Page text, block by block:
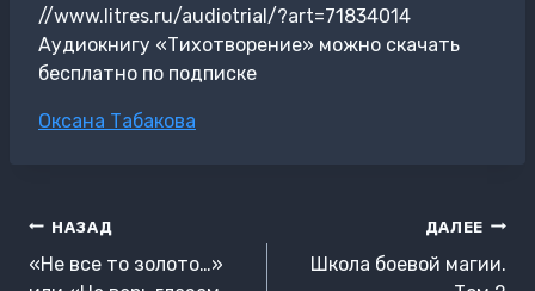
//www.litres.ru/audiotrial/?art=71834014
Аудиокнигу «Тихотворение» можно скачать
бесплатно по подписке
Метки
Оксана Табакова
Навигация
по
НАЗАД
«Не все то золото…»
ДАЛЕЕ
Школа боевой магии.